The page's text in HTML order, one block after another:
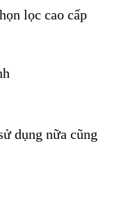
lọc cao cấp
dụng nữa cũng